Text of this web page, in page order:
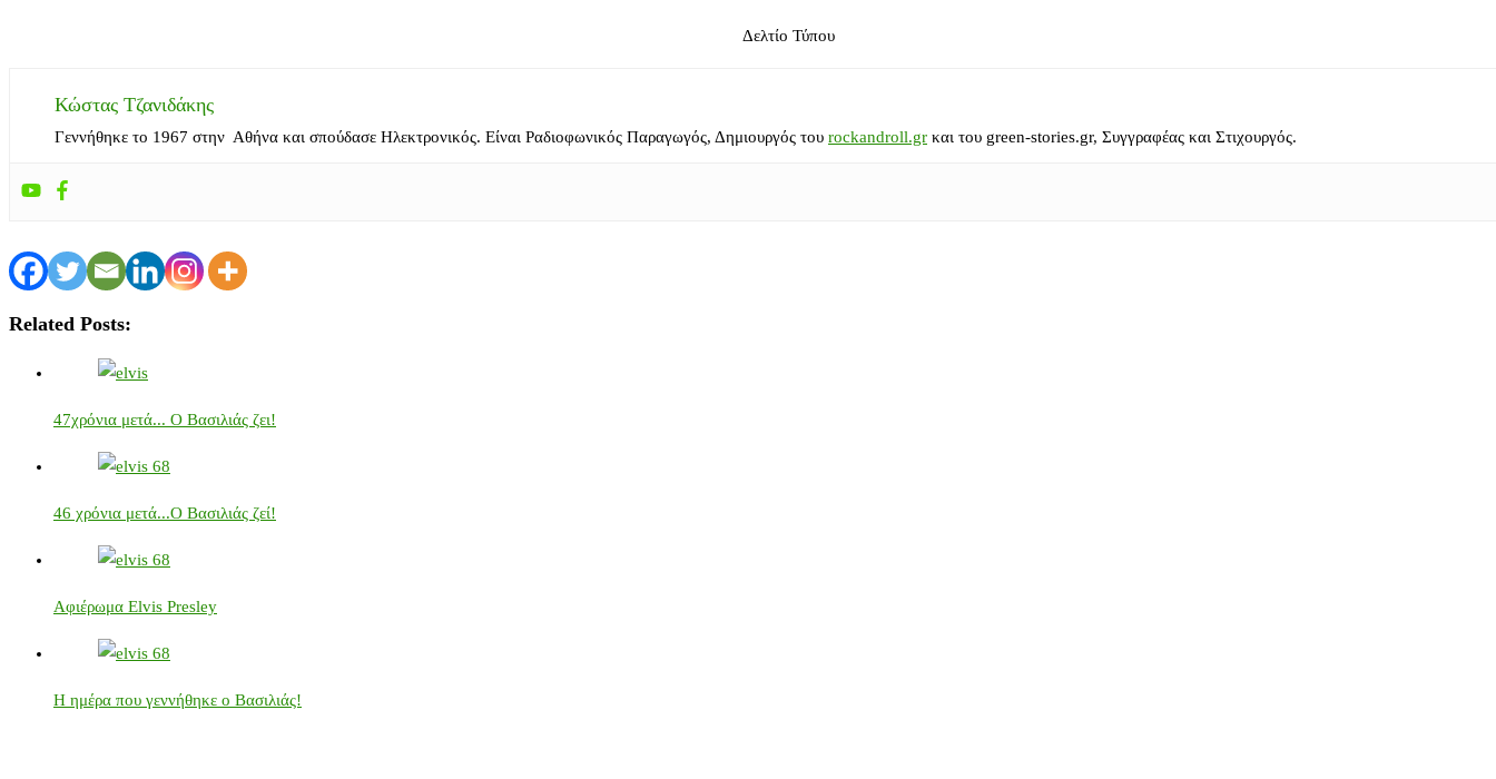
Δελτίο Τύπου
Κώστας Τζανιδάκης
Γεννήθηκε το 1967 στην Αθήνα και σπούδασε Ηλεκτρονικός. Είναι Ραδιοφωνικός Παραγωγός, Δημιουργός του rockandroll.gr και του green-stories.gr, Συγγραφέας και Στιχουργός.
Related Posts:
47χρόνια μετά... Ο Βασιλιάς ζει!
46 χρόνια μετά...Ο Βασιλιάς ζεί!
Αφιέρωμα Elvis Presley
Η ημέρα που γεννήθηκε ο Βασιλιάς!